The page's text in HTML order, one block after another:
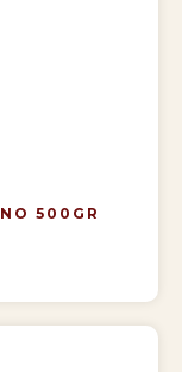
500GR